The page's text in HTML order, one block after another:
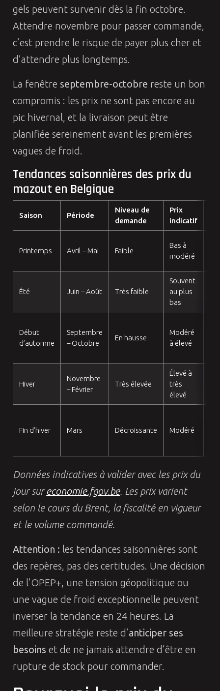
gels peuvent survenir dès la fin octobre.
Attendre novembre pour passer commande,
c’est prendre le risque de payer plus cher et
d’attendre plus longtemps.
La fenêtre septembre-octobre reste un bon
compromis : les prix ne sont pas encore au
pic hivernal, et la livraison peut être
planifiée sereinement avant les premières
vagues de froid.
Tendances saisonnières des prix du
mazout en Belgique
Saison Période
Niveau de
demande
Prix
indicatif
Printemps Avril – Mai Faible
Bas à
modéré
Été Juin – Août Très faible
Souvent
au plus
bas
Début
d’automne
Septembre
– Octobre
En hausse
Modéré
à élevé
Hiver
Novembre
– Février
Très élevée
Élevé à
très
élevé
Fin d’hiver Mars Décroissante Modéré
Données indicatives à valider avec les prix du
jour sur economie.fgov.be. Les prix varient
selon le cours du Brent, la fiscalité en vigueur
et le volume commandé.
Attention : les tendances saisonnières sont
des repères, pas des certitudes. Une décision
de l’OPEP+, une tension géopolitique ou
une vague de froid exceptionnelle peuvent
inverser la tendance en 24 heures. La
meilleure stratégie reste d’anticiper ses
besoins et de ne jamais attendre d’être en
rupture de stock pour commander.